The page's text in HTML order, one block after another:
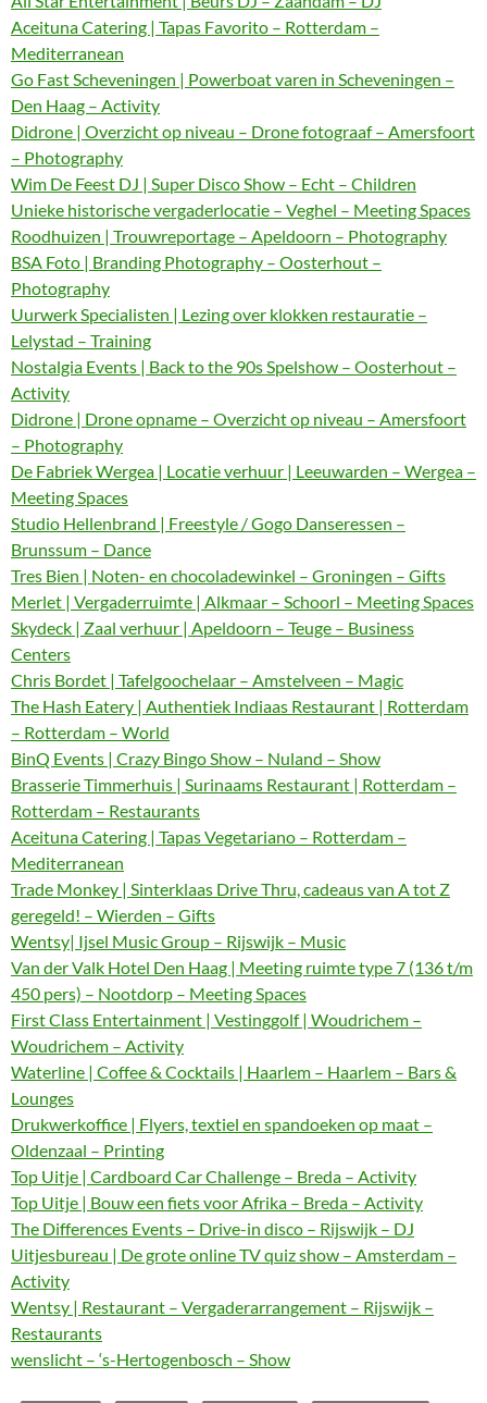
Aceituna Catering | Tapas Favorito – Rotterdam –
Mediterranean
Go Fast Scheveningen | Powerboat varen in Scheveningen –
Den Haag – Activity
Didrone | Overzicht op niveau – Drone fotograaf – Amersfoort
– Photography
Wim De Feest DJ | Super Disco Show – Echt – Children
Unieke historische vergaderlocatie – Veghel – Meeting Spaces
Roodhuizen | Trouwreportage – Apeldoorn – Photography
BSA Foto | Branding Photography – Oosterhout –
Photography
Uurwerk Specialisten | Lezing over klokken restauratie –
Lelystad – Training
Nostalgia Events | Back to the 90s Spelshow – Oosterhout –
Activity
Didrone | Drone opname – Overzicht op niveau – Amersfoort
– Photography
De Fabriek Wergea | Locatie verhuur | Leeuwarden – Wergea –
Meeting Spaces
Studio Hellenbrand | Freestyle / Gogo Danseressen –
Brunssum – Dance
Tres Bien | Noten- en chocoladewinkel – Groningen – Gifts
Merlet | Vergaderruimte | Alkmaar – Schoorl – Meeting Spaces
Skydeck | Zaal verhuur | Apeldoorn – Teuge – Business
Centers
Chris Bordet | Tafelgoochelaar – Amstelveen – Magic
The Hash Eatery | Authentiek Indiaas Restaurant | Rotterdam
– Rotterdam – World
BinQ Events | Crazy Bingo Show – Nuland – Show
Brasserie Timmerhuis | Surinaams Restaurant | Rotterdam –
Rotterdam – Restaurants
Aceituna Catering | Tapas Vegetariano – Rotterdam –
Mediterranean
Trade Monkey | Sinterklaas Drive Thru, cadeaus van A tot Z
geregeld! – Wierden – Gifts
Wentsy| Ijsel Music Group – Rijswijk – Music
Van der Valk Hotel Den Haag | Meeting ruimte type 7 (136 t/m
450 pers) – Nootdorp – Meeting Spaces
First Class Entertainment | Vestinggolf | Woudrichem –
Woudrichem – Activity
Waterline | Coffee & Cocktails | Haarlem – Haarlem – Bars &
Lounges
Drukwerkoffice | Flyers, textiel en spandoeken op maat –
Oldenzaal – Printing
Top Uitje | Cardboard Car Challenge – Breda – Activity
Top Uitje | Bouw een fiets voor Afrika – Breda – Activity
The Differences Events – Drive-in disco – Rijswijk – DJ
Uitjesbureau | De grote online TV quiz show – Amsterdam –
Activity
Wentsy | Restaurant – Vergaderarrangement – Rijswijk –
Restaurants
wenslicht – ‘s-Hertogenbosch – Show